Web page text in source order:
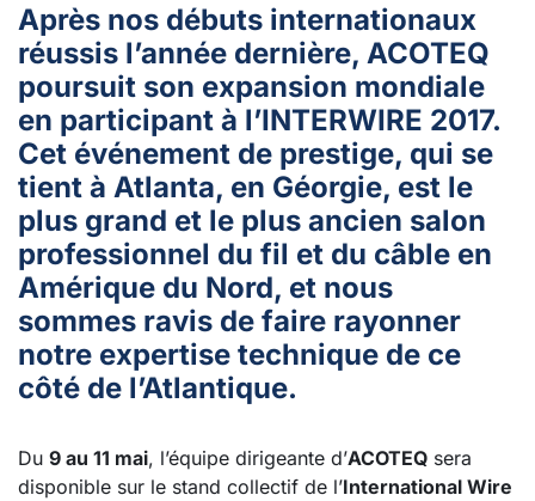
Après nos débuts internationaux
réussis l’année dernière, ACOTEQ
poursuit son expansion mondiale
en participant à l’INTERWIRE 2017.
Cet événement de prestige, qui se
tient à Atlanta, en Géorgie, est le
plus grand et le plus ancien salon
professionnel du fil et du câble en
Amérique du Nord, et nous
sommes ravis de faire rayonner
notre expertise technique de ce
côté de l’Atlantique.
Du 9 au 11 mai, l’équipe dirigeante d’ACOTEQ sera
disponible sur le stand collectif de l’International Wire